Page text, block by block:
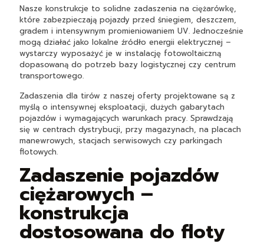
Nasze konstrukcje to solidne zadaszenia na ciężarówkę,
które zabezpieczają pojazdy przed śniegiem, deszczem,
gradem i intensywnym promieniowaniem UV. Jednocześnie
mogą działać jako lokalne źródło energii elektrycznej –
wystarczy wyposażyć je w instalację fotowoltaiczną
dopasowaną do potrzeb bazy logistycznej czy centrum
transportowego.
Zadaszenia dla tirów z naszej oferty projektowane są z
myślą o intensywnej eksploatacji, dużych gabarytach
pojazdów i wymagających warunkach pracy. Sprawdzają
się w centrach dystrybucji, przy magazynach, na placach
manewrowych, stacjach serwisowych czy parkingach
flotowych.
Zadaszenie pojazdów
ciężarowych –
konstrukcja
dostosowana do floty